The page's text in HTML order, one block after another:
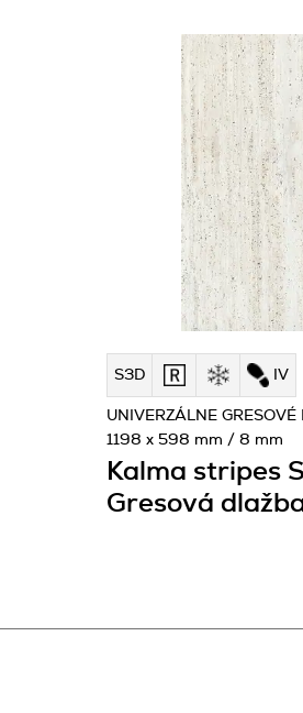
S3D IV
Kalma stripes
Gresová
UNIVERZÁLNE GRESOVÉ
1198 x 598 mm / 8 mm